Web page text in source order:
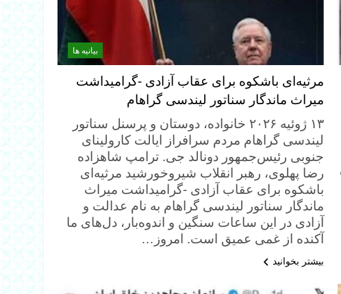
بیانیه ها
مرثیه‌ای باشکوه برای عقاب آزادی -گرامیداشت
میراث ماندگار سناتور لیندسی گراهام
۱۳ ژوئیه ۲۰۲۶ خانواده، دوستان و پرسنل سناتور
لیندسی گراهام مردم سرافراز ایالت کارولینای
جنوبی رئیس‌جمهور دونالد جی. ترامپ شاهزاده
رضا پهلوی، رهبر انقلاب شیروخورشید مرثیه‌ای
باشکوه برای عقاب آزادی -گرامیداشت میراث
ماندگار سناتور لیندسی گراهام به نام عدالت و
آزادی در این ساعات سنگین و اندوه‌بار، دل‌های ما
آکنده از غمی عمیق است. امروز…
بیشتر بخوانید